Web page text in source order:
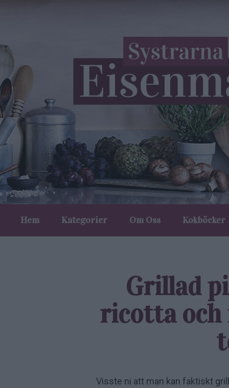
Hem Kategorier Om Oss Kokböcker
Grillad
ricotta
Visste ni att man kan faktiskt